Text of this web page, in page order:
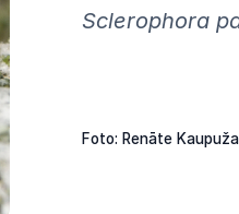
Sclerophora
Foto: Renāte